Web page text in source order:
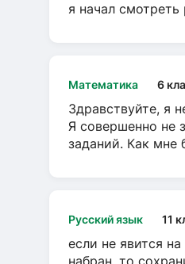
я начал
Математика 6
Здравствуйте, я
Я совершенно не
заданий. Как мне
Русский язык 11
если не явится
набран, то